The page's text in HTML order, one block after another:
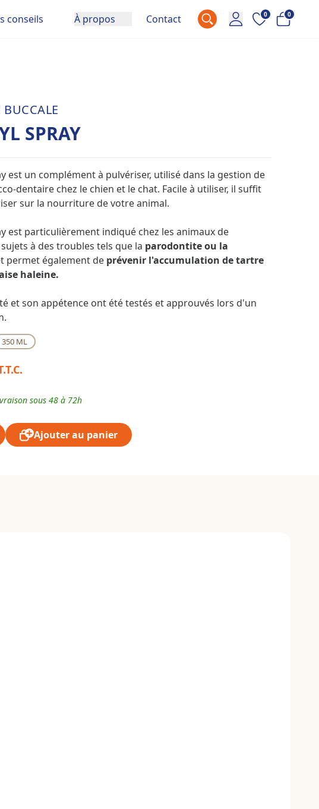
conseils À propos Contact 0 0
SPRAY
est un complément à pulvériser, utilisé dans la gestion de
dentaire chez le chien et le chat. Facile à utiliser, il suffit
sur la nourriture de votre animal.
est particulièrement indiqué chez les animaux de
à des troubles tels que la parodontite ou la
permet également de prévenir l'accumulation de tartre
haleine.
et son appétence ont été testés et approuvés lors d'un
350 ML
sous 48 à 72h
Ajouter au panier